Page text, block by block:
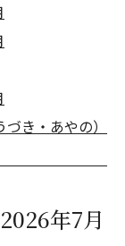
き・あやの）
年7月